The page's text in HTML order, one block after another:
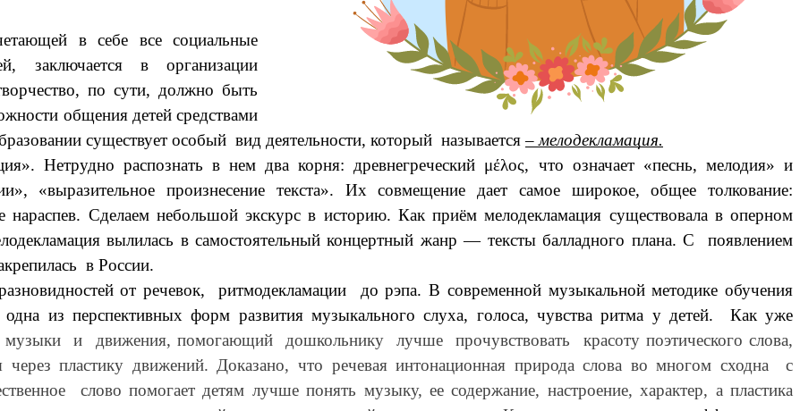
в себе все социальные
заключается в организации
по сути, должно быть
общения детей средствами
существует особый вид деятельности, который называется– мелодекламация.
Нетрудно распознать в нем два корня: древнегреческий μέλος, что означает «песнь, мелодия» и
«выразительное произнесение текста». Их совмещение дает самое широкое, общее толкование:
нараспев. Сделаем небольшой экскурс в историю. Как приём мелодекламация существовала в оперном
вылилась в самостоятельный концертный жанр — тексты балладного плана. С появлением
в России.
от речевок, ритмодекламации до рэпа. В современной музыкальной методике обучения
одна из перспективных форм развития музыкального слуха, голоса, чувства ритма у детей. Как уже
музыки и движения, помогающий дошкольнику лучше прочувствовать красоту поэтического слова,
через пластику движений. Доказано, что речевая интонационная природа слова во многом сходна с
слово помогает детям лучше понять музыку, ее содержание, настроение, характер, а пластика